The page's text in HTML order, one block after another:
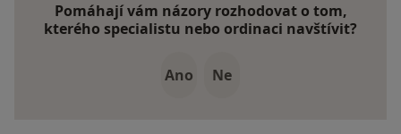
Pomáhají vám názory rozhodovat o tom,
kterého specialistu nebo ordinaci navštívit?
Ano Ne